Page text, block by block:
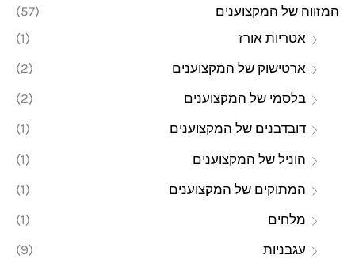
המזווה של המקצוענים
(57)
אטריות אורז
(1)
ארטישוק של המקצוענים
(2)
בלסמי של המקצוענים
(2)
דובדבנים של המקצוענים
(1)
הוניל של המקצוענים
(1)
המתוקים של המקצוענים
(1)
מלחים
(1)
עגבניות
(9)